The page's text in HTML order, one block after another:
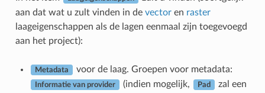
aan dat wat u zult vinden in de vectoren raster
laageigenschappen als de lagen eenmaal zijn toegevoegd
aan het project):
Metadata voor de laag. Groepen voor metadata:
Informatie van provider (indien mogelijk, Pad
zal een